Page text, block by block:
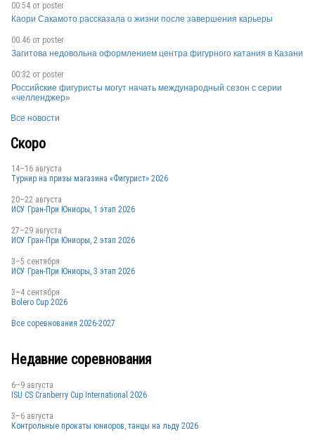
FRA
00:54 от poster
Каори Сакамото рассказала о жизни после завершения карьеры
00:46 от poster
Загитова недовольна оформлением центра фигурного катания в Казани
00:32 от poster
Российские фигуристы могут начать международный сезон с серии
«челленджер»
Все новости
Скоро
14–16 августа
Турнир на призы магазина «Фигурист» 2026
20–22 августа
ИСУ Гран-При Юниоры, 1 этап 2026
27–29 августа
ИСУ Гран-При Юниоры, 2 этап 2026
3–5 сентября
ИСУ Гран-При Юниоры, 3 этап 2026
3–4 сентября
Bolero Cup 2026
Все соревнования 2026-2027
Недавние соревнования
6–9 августа
ISU CS Cranberry Cup International 2026
3–6 августа
Контрольные прокаты юниоров, танцы на льду 2026